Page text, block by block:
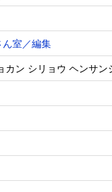
ん室／編集
カン シリョウ ヘンサン